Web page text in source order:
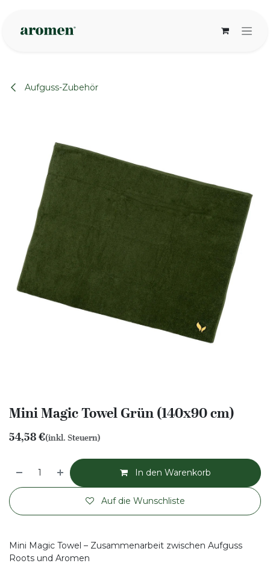
Aufguss-Zubehör
Mini Magic Towel Grün (140x90 cm)
54,58€(inkl. Steuern)
In den Warenkorb
Auf die Wunschliste
Mini Magic Towel – Zusammenarbeit zwischen Aufguss
Roots und Aromen